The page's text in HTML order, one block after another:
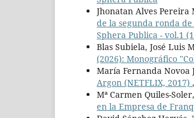
Jhonatan Alves Pereira
de la segunda ronda
Sphera Publica - vol.1
Blas Subiela, José Luis
(2026): Monográfico
María Fernanda Novoa
Argon (NETFLIX, 2017) ,
Mª Carmen Quiles-
en la Empresa de